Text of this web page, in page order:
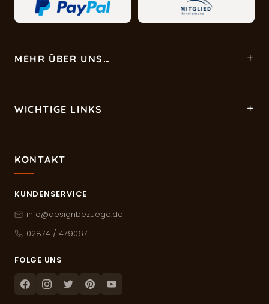
MEHR ÜBER UNS…
WICHTIGE LINKS
KONTAKT
KUNDENSERVICE
info@designbezuege.de
02874 / 4790671
FOLGE UNS
FacebookInstagram
TwitterPinterestYoutube